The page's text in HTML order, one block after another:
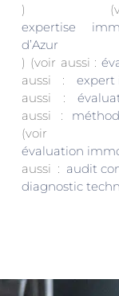
)
expertise
d’Azur
) (voir aussi :
aussi : expert
aussi :
aussi :
évaluation
aussi : audit
diagnostic